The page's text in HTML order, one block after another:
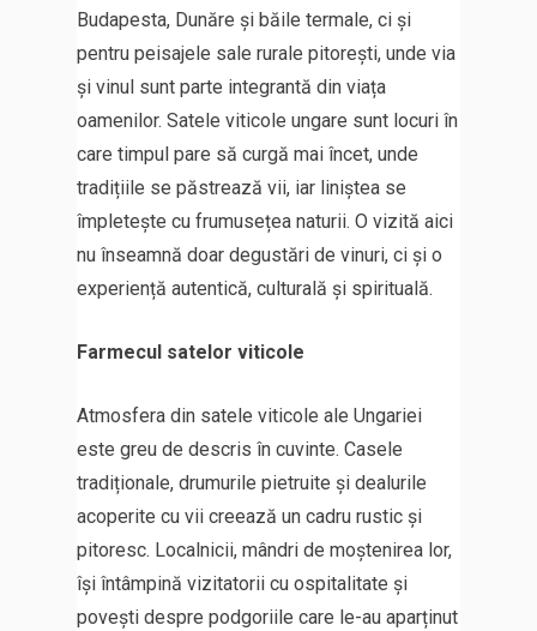
Budapesta, Dunăre și băile termale, ci și
pentru peisajele sale rurale pitorești, unde via
și vinul sunt parte integrantă din viața
oamenilor. Satele viticole ungare sunt locuri în
care timpul pare să curgă mai încet, unde
tradițiile se păstrează vii, iar liniștea se
împletește cu frumusețea naturii. O vizită aici
nu înseamnă doar degustări de vinuri, ci și o
experiență autentică, culturală și spirituală.
Farmecul satelor viticole
Atmosfera din satele viticole ale Ungariei
este greu de descris în cuvinte. Casele
tradiționale, drumurile pietruite și dealurile
acoperite cu vii creează un cadru rustic și
pitoresc. Localnicii, mândri de moștenirea lor,
își întâmpină vizitatorii cu ospitalitate și
povești despre podgoriile care le-au aparținut